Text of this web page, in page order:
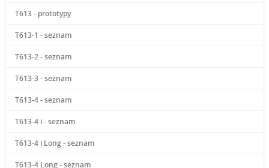
T613 - prototypy
T613-1 - seznam
T613-2 - seznam
T613-3 - seznam
T613-4 - seznam
T613-4 i - seznam
T613-4 i Long - seznam
T613-4 Long - seznam